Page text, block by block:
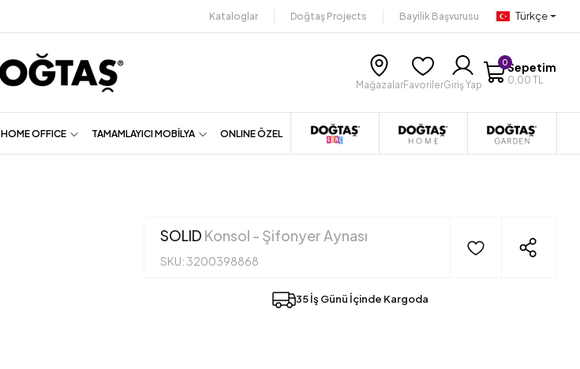
Kataloglar Doğtaş Projects Bayilik Başvurusu Türkçe
MağazalarFavorilerGiriş Yap
0Sepetim
0,00 TL
HOME OFFICE TAMAMLAYICI MOBİLYA ONLINE ÖZEL
SOLID Konsol - Şifonyer Aynası
SKU: 3200398868
35 İş Günü İçinde Kargoda